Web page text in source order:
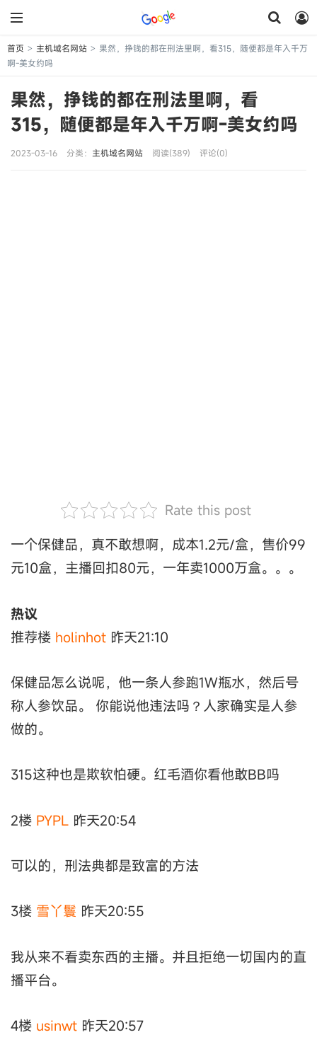
首页 > 主机域名网站 > 果然，挣钱的都在刑法里啊，看315，随便都是年入千万
啊-美女约吗
果然，挣钱的都在刑法里啊，看
315，随便都是年入千万啊-美女约吗
2023-03-16 分类： 主机域名网站 阅读(389) 评论(0)
Rate this post
一个保健品，真不敢想啊，成本1.2元/盒，售价99
元10盒，主播回扣80元，一年卖1000万盒。。。
热议
推荐楼 holinhot 昨天21:10
保健品怎么说呢，他一条人参跑1W瓶水，然后号
称人参饮品。 你能说他违法吗？人家确实是人参
做的。
315这种也是欺软怕硬。红毛酒你看他敢BB吗
2楼 PYPL 昨天20:54
可以的，刑法典都是致富的方法
3楼 雪丫鬟 昨天20:55
我从来不看卖东西的主播。并且拒绝一切国内的直
播平台。
4楼 usinwt 昨天20:57